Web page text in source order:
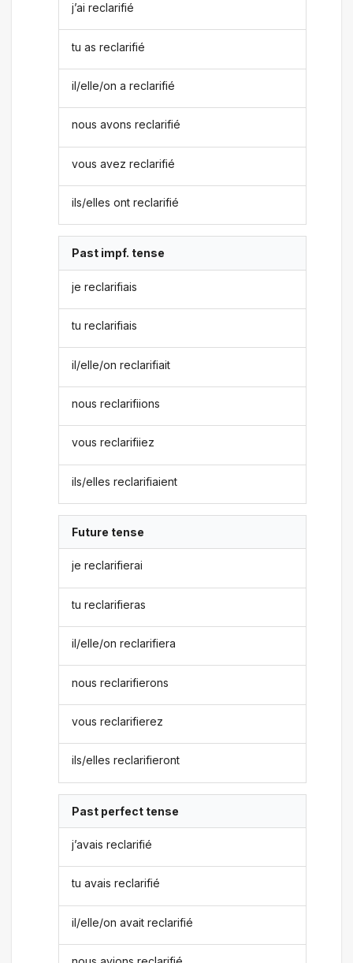
j’ai reclarifié
tu as reclarifié
il/elle/on a reclarifié
nous avons reclarifié
vous avez reclarifié
ils/elles ont reclarifié
Past impf. tense
je reclarifiais
tu reclarifiais
il/elle/on reclarifiait
nous reclarifiions
vous reclarifiiez
ils/elles reclarifiaient
Future tense
je reclarifierai
tu reclarifieras
il/elle/on reclarifiera
nous reclarifierons
vous reclarifierez
ils/elles reclarifieront
Past perfect tense
j’avais reclarifié
tu avais reclarifié
il/elle/on avait reclarifié